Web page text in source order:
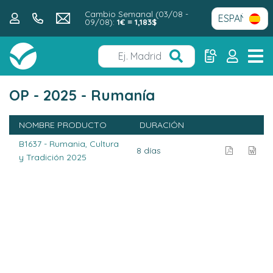
Cambio Semanal (03/08 -
09/08):1€ = 1,183$
OP - 2025 - Rumanía
NOMBRE PRODUCTO
DURACIÓN
B1637 - Rumania, Cultura
y Tradición 2025
8 días